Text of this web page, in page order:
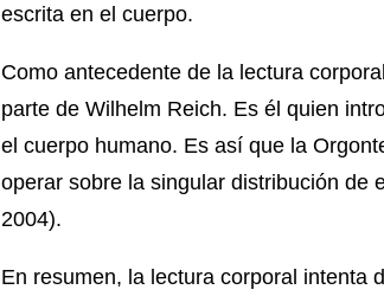
escrita en el cuerpo.
Como antecedente de la lectura
parte de Wilhelm Reich. Es él quien
el cuerpo humano. Es así que la
operar sobre la singular distribución de
2004).
En resumen, la lectura corporal intenta